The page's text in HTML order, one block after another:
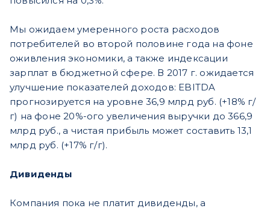
Мы ожидаем умеренного роста расходов
потребителей во второй половине года на фоне
оживления экономики, а также индексации
зарплат в бюджетной сфере. В 2017 г. ожидается
улучшение показателей доходов: EBITDA
прогнозируется на уровне 36,9 млрд руб. (+18% г/
г) на фоне 20%-ого увеличения выручки до 366,9
млрд руб., а чистая прибыль может составить 13,1
млрд руб. (+17% г/г).
Дивиденды
Компания пока не платит дивиденды, а